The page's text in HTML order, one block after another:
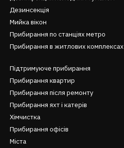
Дезинсекція
Мийка вікон
Прибирання по станціях метро
Прибирання в житлових комплексах
Підтримуюче прибирання
Прибирання квартир
Прибирання після ремонту
Прибирання яхт і катерів
Хімчистка
Прибирання офісів
Міста